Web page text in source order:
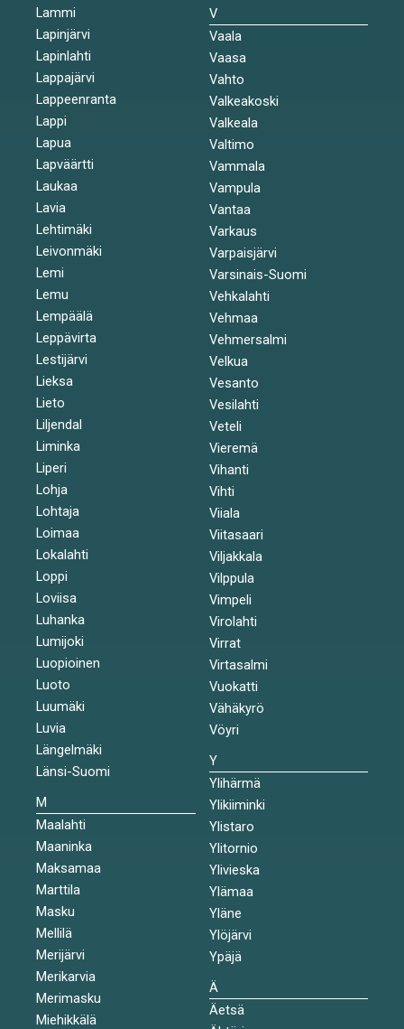
Lammi
Lapinjärvi
Lapinlahti
Lappajärvi
Lappeenranta
Lappi
Lapua
Lapväärtti
Laukaa
Lavia
Lehtimäki
Leivonmäki
Lemi
Lemu
Lempäälä
Leppävirta
Lestijärvi
Lieksa
Lieto
Liljendal
Liminka
Liperi
Lohja
Lohtaja
Loimaa
Lokalahti
Loppi
Loviisa
Luhanka
Lumijoki
Luopioinen
Luoto
Luumäki
Luvia
Längelmäki
Länsi-Suomi
M
Maalahti
Maaninka
Maksamaa
Marttila
Masku
Mellilä
Merijärvi
Merikarvia
Merimasku
Miehikkälä
V
Vaala
Vaasa
Vahto
Valkeakoski
Valkeala
Valtimo
Vammala
Vampula
Vantaa
Varkaus
Varpaisjärvi
Varsinais-Suomi
Vehkalahti
Vehmaa
Vehmersalmi
Velkua
Vesanto
Vesilahti
Veteli
Vieremä
Vihanti
Vihti
Viiala
Viitasaari
Viljakkala
Vilppula
Vimpeli
Virolahti
Virrat
Virtasalmi
Vuokatti
Vähäkyrö
Vöyri
Y
Ylihärmä
Ylikiiminki
Ylistaro
Ylitornio
Ylivieska
Ylämaa
Yläne
Ylöjärvi
Ypäjä
Ä
Äetsä